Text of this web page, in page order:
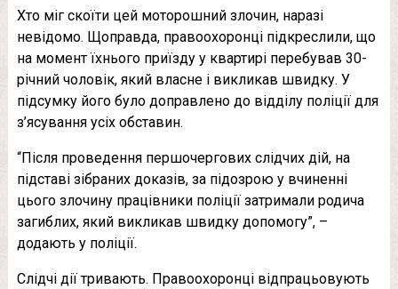
Хто міг скоїти цей моторошний злочин, наразі
невідомо. Щоправда, правоохоронці підкреслили, що
на момент їхнього приїзду у квартирі перебував 30-
річний чоловік, який власне і викликав швидку. У
підсумку його було доправлено до відділу поліції для
з’ясування усіх обставин.
“Після проведення першочергових слідчих дій, на
підставі зібраних доказів, за підозрою у вчиненні
цього злочину працівники поліції затримали родича
загиблих, який викликав швидку допомогу”, –
додають у поліції.
Слідчі дії тривають. Правоохоронці відпрацьовують